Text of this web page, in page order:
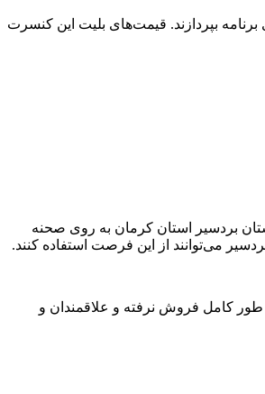
۲۰:۳۰ در سالن «امام علی» شهر سیرجان به اجرای برنامه بپردازند. قیمت‌های بلیت این کنسرت
شنبه ۱۵ تیرماه، راس ساعت ۲۰:۳۰ در سالن «مولای متقیان» شهرستان بردسیر استان کرمان به روی صحنه
می‌توانند از این فرصت استفاده کنند.
می‌کند. بلیت‌های این کنسرت هنوز به طور کامل فروش نرفته و علاقمندان و